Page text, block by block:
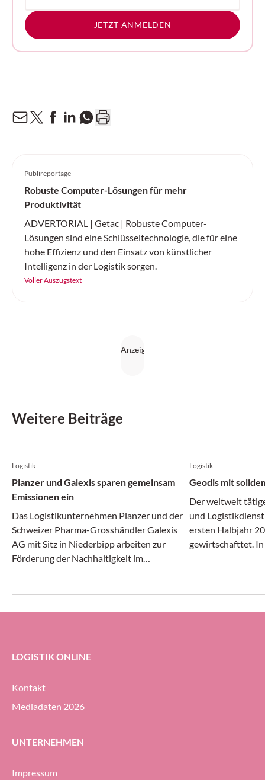
JETZT ANMELDEN
Publireportage
Robuste Computer-Lösungen für mehr
Produktivität
ADVERTORIAL | Getac | Robuste Computer-
Lösungen sind eine Schlüsseltechnologie, die für eine
hohe Effizienz und den Einsatz von künstlicher
Intelligenz in der Logistik sorgen.
Voller Auszugstext
Weitere Beiträge
Logistik
Planzer und Galexis sparen gemeinsam
Emissionen ein
Das Logistikunternehmen Planzer und der
Schweizer Pharma-Grosshändler Galexis
AG mit Sitz in Niederbipp arbeiten zur
Förderung der Nachhaltigkeit im
Logistik
Geodis mit
Der weltweit
und
ersten Halbjahr
gewirtschafttet.
Prozent halten
LOGISTIK ONLINE
Kontakt
Mediadaten 2026
UNTERNEHMEN
Impressum